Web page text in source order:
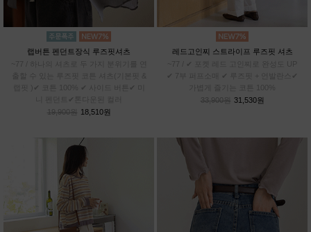
랩버튼 펜던트장식 루즈핏셔츠
~77 / 하나의 셔츠로 두 가지 분위기를 연
출할 수 있는 루즈핏 코튼 셔츠(기본핏 &
랩핏 )✔ 코튼 100% ✔ 사이드 버튼✔ 미
니 펜던트✔톤다운된 컬러
19,900원 18,510원
레드고인찌 스트라이프 루즈핏 셔츠
~77 / ✔ 포켓 레드 고인찌로 완성도 UP
✔ 7부 퍼프소매 ✔ 루즈핏 + 언발란스✔
33,900원 31,530원